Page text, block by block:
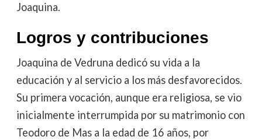
Joaquina.
Logros y contribuciones
Joaquina de Vedruna dedicó su vida a la
educación y al servicio a los más desfavorecidos.
Su primera vocación, aunque era religiosa, se vio
inicialmente interrumpida por su matrimonio con
Teodoro de Mas a la edad de 16 años, por